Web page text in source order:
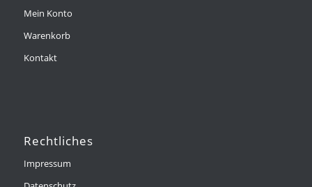
Mein Konto
Warenkorb
Kontakt
Rechtliches
Impressum